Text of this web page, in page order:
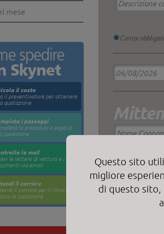
Questo sito
migliore
di questo sito,
mese
il costo
il preventivatore per ottenere
quotazione
i passaggi
la procedura e paga la
spedizione
la mail
le lettere di vettura e i
via email
il corriere
il corriere per il ritiro e
la spedizione
Campi